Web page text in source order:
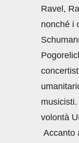
Ravel,
nonché i
volontà
Accanto